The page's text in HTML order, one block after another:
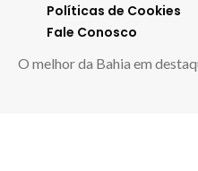
Políticas de Cookies
Fale Conosco
O melhor da Bahia em